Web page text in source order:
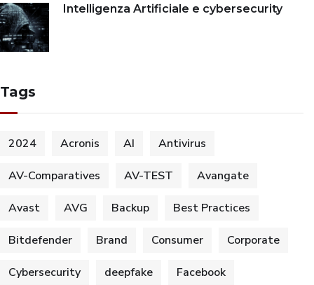
Intelligenza Artificiale e cybersecurity
Tags
2024 Acronis AI Antivirus
AV-Comparatives AV-TEST Avangate
Avast AVG Backup Best Practices
Bitdefender Brand Consumer Corporate
Cybersecurity deepfake Facebook